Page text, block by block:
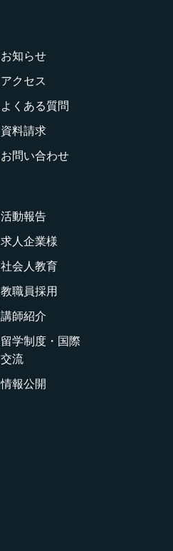
お知らせ
アクセス
よくある質問
資料請求
お問い合わせ
活動報告
求人企業様
社会人教育
教職員採用
講師紹介
留学制度・国際
交流
情報公開